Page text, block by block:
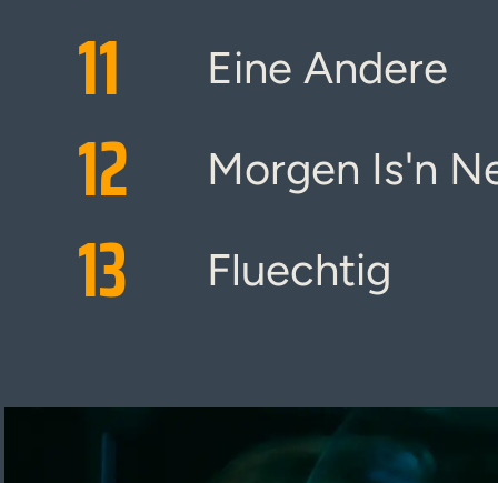
11 Eine Andere
12 Morgen Is'n
13 Fluechtig